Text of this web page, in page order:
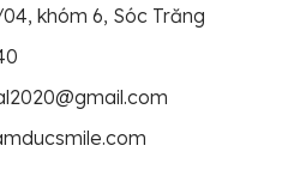
khóm 6, Sóc Trăng